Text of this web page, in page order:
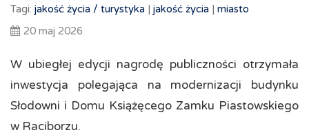
Tagi: jakość życia / turystyka | jakość życia | miasto
20 maj 2026
W ubiegłej edycji nagrodę publiczności otrzymała
inwestycja polegająca na modernizacji budynku
Słodowni i Domu Książęcego Zamku Piastowskiego
w Raciborzu.